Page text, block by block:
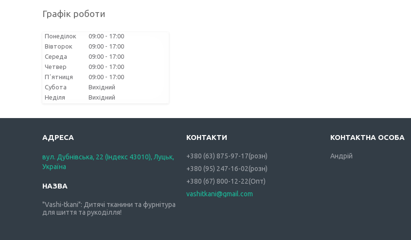
Графік роботи
Понеділок 09:00
17:00
Вівторок
09:00
17:00
Середа
09:00
17:00
Четвер
09:00
17:00
Пʼятниця
09:00
17:00
Субота
Вихідний
Неділя
Вихідний
вул. Дубнівська, 22 (Індекс 43010), Луцьк,
Україна
"Vashi-tkani": Дитячі тканини та фурнітура
для шиття та рукоділля!
+380 (63) 875-97-17 розн
+380 (95) 247-16-02 розн
+380 (67) 800-12-22 Опт
vashitkani@gmail.com
Андрій